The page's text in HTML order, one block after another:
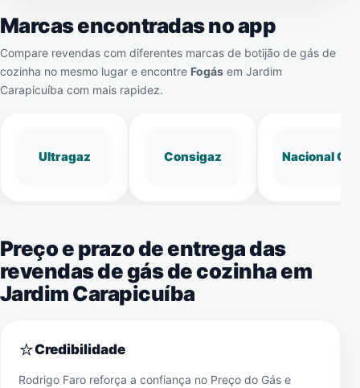
Marcas encontradas no app
Compare revendas com diferentes marcas de botijão de gás de
cozinha no mesmo lugar e encontre Fogás em Jardim
Carapicuíba com mais rapidez.
Ultragaz Consigaz Nacional Gás
Preço e prazo de entrega das
revendas de gás de cozinha em
Jardim Carapicuíba
⭐Credibilidade
Rodrigo Faro reforça a confiança no Preço do Gás e